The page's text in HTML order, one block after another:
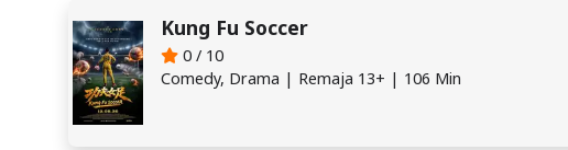
Kung Fu Soccer
0 / 10
Comedy, Drama | Remaja 13+ | 106 Min